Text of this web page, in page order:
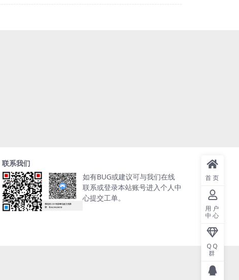
联系我们
如有BUG或建议可与我们在线
联系或登录本站账号进入个人中
心提交工单。
首页
用户
中心
QQ
群